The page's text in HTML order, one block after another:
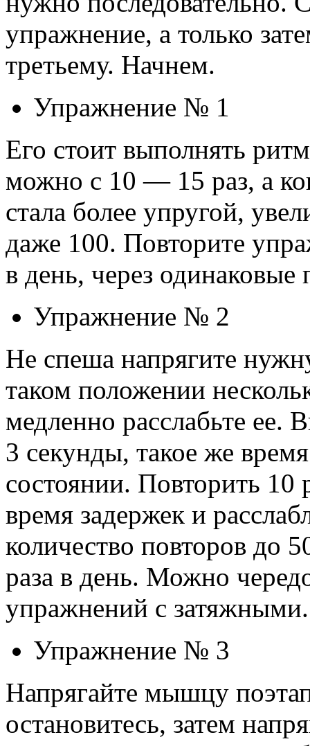
упражнение, а только
третьему. Начнем.
Упражнение № 1
Его стоит выполнять
можно с 10 — 15 раз, а
стала более упругой,
даже 100. Повторите
в день, через
Упражнение № 2
Не спеша напрягите
таком положении
медленно расслабьте ее.
3 секунды, такое же
состоянии. Повторить 10
время задержек и
количество повторов до
раза в день. Можно
упражнений с затяжными.
Упражнение № 3
Напрягайте мышцу
остановитесь, затем